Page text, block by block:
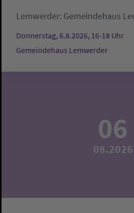
Lemwerder: Gemeindehaus
Donnerstag, 6.8.2026, 16-18 Uhr
Gemeindehaus Lemwerder
06
08.2026